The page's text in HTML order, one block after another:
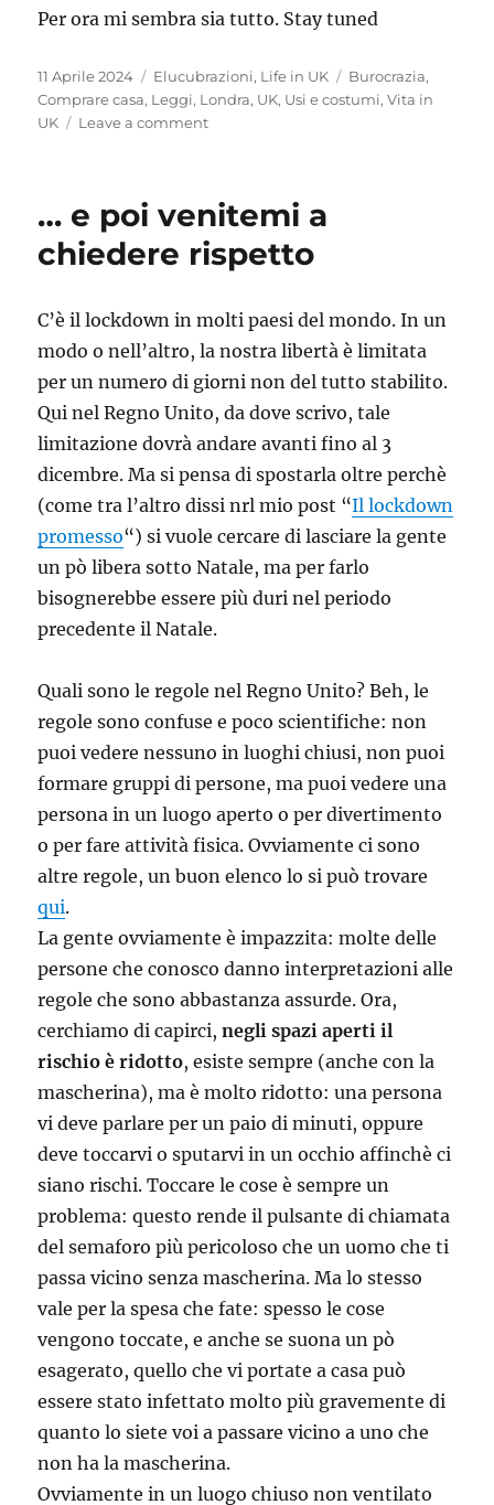
Per ora mi sembra sia tutto. Stay tuned
Posted
on
11 Aprile 2024 Categories
Elucubrazioni, Life in UK Tags
Burocrazia,
Comprare casa, Leggi, Londra, UK, Usi e costumi,Vita in
UK
Leave a commenton
Londra
(Parte
I)
… e poi venitemi a
chiedere rispetto
C’è il lockdown in molti paesi del mondo. In un
modo o nell’altro, la nostra libertà è limitata
per un numero di giorni non del tutto stabilito.
Qui nel Regno Unito, da dove scrivo, tale
limitazione dovrà andare avanti fino al 3
dicembre. Ma si pensa di spostarla oltre perchè
(come tra l’altro dissi nrl mio post “Il lockdown
promesso“) si vuole cercare di lasciare la gente
un pò libera sotto Natale, ma per farlo
bisognerebbe essere più duri nel periodo
precedente il Natale.
Quali sono le regole nel Regno Unito? Beh, le
regole sono confuse e poco scientifiche: non
puoi vedere nessuno in luoghi chiusi, non puoi
formare gruppi di persone, ma puoi vedere una
persona in un luogo aperto o per divertimento
o per fare attività fisica. Ovviamente ci sono
altre regole, un buon elenco lo si può trovare
qui.
La gente ovviamente è impazzita: molte delle
persone che conosco danno interpretazioni alle
regole che sono abbastanza assurde. Ora,
cerchiamo di capirci,negli spazi aperti il
rischio è ridotto, esiste sempre (anche con la
mascherina), ma è molto ridotto: una persona
vi deve parlare per un paio di minuti, oppure
deve toccarvi o sputarvi in un occhio affinchè ci
siano rischi. Toccare le cose è sempre un
problema: questo rende il pulsante di chiamata
del semaforo più pericoloso che un uomo che ti
passa vicino senza mascherina. Ma lo stesso
vale per la spesa che fate: spesso le cose
vengono toccate, e anche se suona un pò
esagerato, quello che vi portate a casa può
essere stato infettato molto più gravemente di
quanto lo siete voi a passare vicino a uno che
non ha la mascherina.
Ovviamente in un luogo chiuso non ventilato